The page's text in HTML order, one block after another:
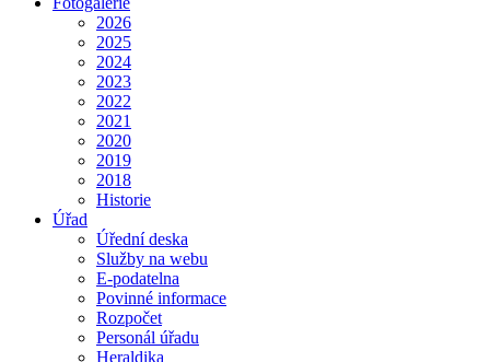
2026
2025
2024
2023
2022
2021
2020
2019
2018
Historie
Úřad
Úřední deska
Služby na webu
E-podatelna
Povinné informace
Rozpočet
Personál úřadu
Heraldika